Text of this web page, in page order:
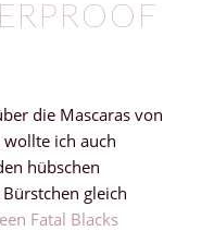
die Mascaras von
ich auch
hübschen
gleich
Fatal Blacks